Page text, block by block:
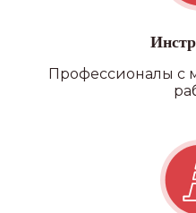
Профессионалы с